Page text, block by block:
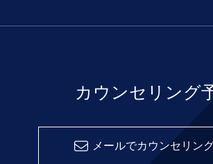
カウンセリング
メールでカウンセリン